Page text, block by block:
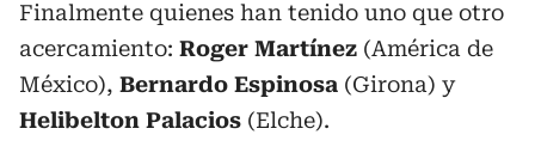
Finalmente quienes han tenido uno que otro
acercamiento: Roger Martínez (América de
México), Bernardo Espinosa (Girona) y
Helibelton Palacios (Elche).